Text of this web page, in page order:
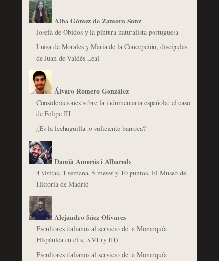
Alba Gómez de Zamora Sanz
Josefa de Óbidos y la pintura naturalista portuguesa
Luisa de Morales y María de la Concepción, discípulas
de Juan de Valdés Leal
Álvaro Romero González
Consideraciones sobre la indumentaria española: el caso
de Felipe III
¿Es la lechuguilla lo suficiente barroca?
Damià Amorós i Albareda
4 visitas, 1 semana, 5 meses y 10 puntos. El Museo de
Historia de Madrid
Alejandro Sáez Olivares
Escultores italianos al servicio de la Monarquía
Hispánica en el s. XVI (y III)
Escultores italianos al servicio de la Monarquía